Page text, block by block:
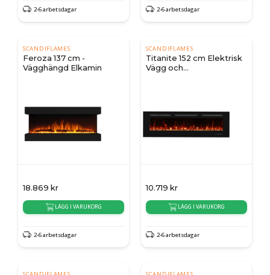
2-6 arbetsdagar 2-6 arbetsdagar
SCANDIFLAMES
Feroza 137 cm -
Vägghängd Elkamin
18.869 kr
LÄGG I VARUKORG
2-6 arbetsdagar
SCANDIFLAMES
Titanite 152 cm Elektrisk
Vägg och
10.719 kr
LÄGG I VARUKORG
2-6 arbetsdagar